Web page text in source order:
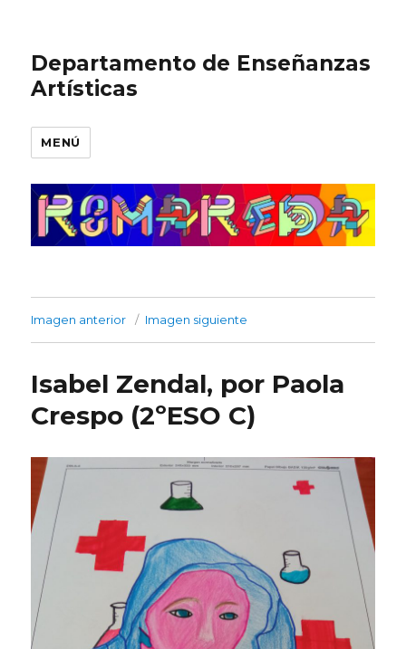
Departamento de Enseñanzas
Artísticas
MENÚ
Imagen anterior Imagen siguiente
Isabel Zendal, por Paola
Crespo (2ºESO C)